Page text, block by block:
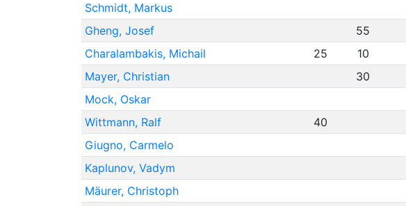
Schmidt, Markus
Gheng, Josef
55
Charalambakis, Michail
25 10
Mayer, Christian
30
Mock, Oskar
Wittmann, Ralf
40
Giugno, Carmelo
Kaplunov, Vadym
Mäurer, Christoph